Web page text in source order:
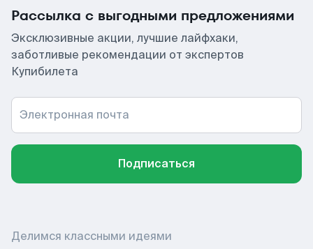
Рассылка с выгодными предложениями
Эксклюзивные акции, лучшие лайфхаки,
заботливые рекомендации от экспертов
Купибилета
Электронная почта
Подписаться
Делимся классными идеями